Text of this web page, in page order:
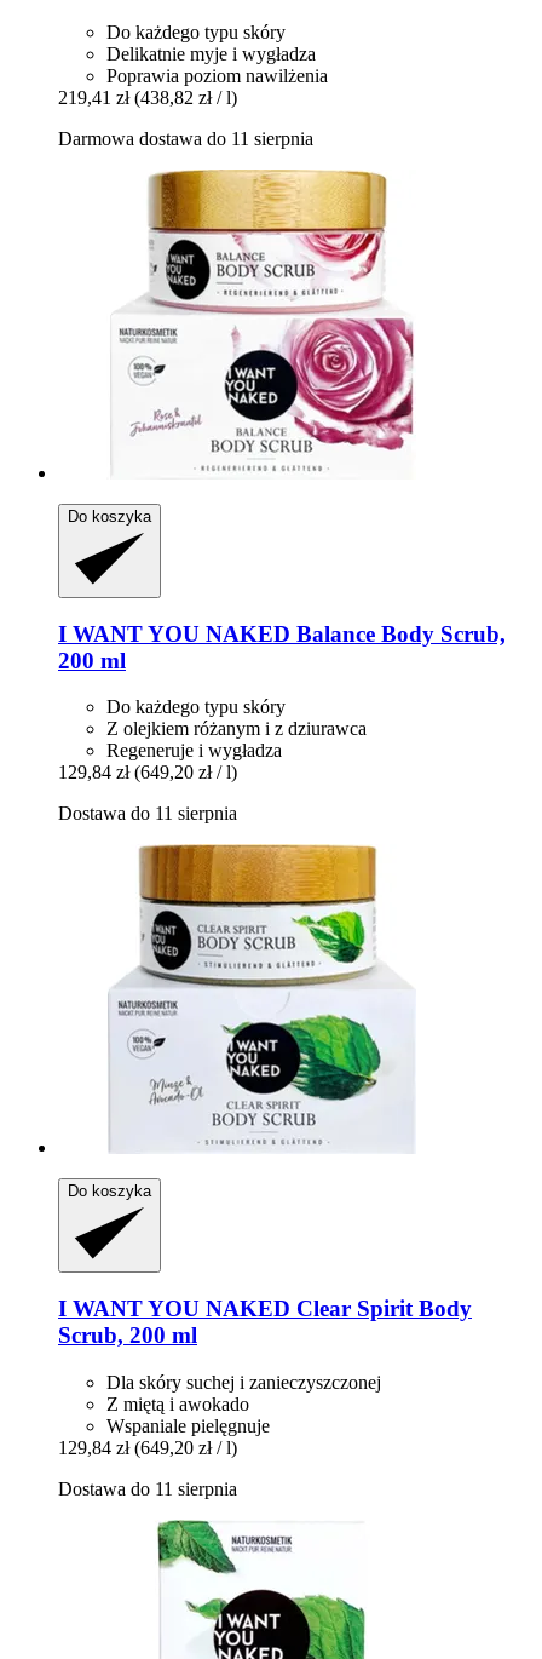
Do każdego typu skóry
Delikatnie myje i wygładza
Poprawia poziom nawilżenia
219,41 zł (438,82 zł / l)
Darmowa dostawa do 11 sierpnia
Do koszyka
I WANT YOU NAKED Balance Body Scrub,
200 ml
Do każdego typu skóry
Z olejkiem różanym i z dziurawca
Regeneruje i wygładza
129,84 zł (649,20 zł / l)
Dostawa do 11 sierpnia
Do koszyka
I WANT YOU NAKED Clear Spirit Body
Scrub, 200 ml
Dla skóry suchej i zanieczyszczonej
Z miętą i awokado
Wspaniale pielęgnuje
129,84 zł (649,20 zł / l)
Dostawa do 11 sierpnia